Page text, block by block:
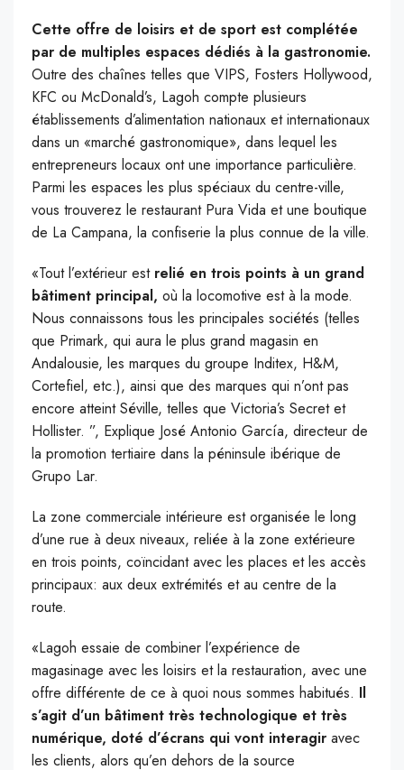
Cette offre de loisirs et de sport est complétée
par de multiples espaces dédiés à la gastronomie.
Outre des chaînes telles que VIPS, Fosters Hollywood,
KFC ou McDonald’s, Lagoh compte plusieurs
établissements d’alimentation nationaux et internationaux
dans un «marché gastronomique», dans lequel les
entrepreneurs locaux ont une importance particulière.
Parmi les espaces les plus spéciaux du centre-ville,
vous trouverez le restaurant Pura Vida et une boutique
de La Campana, la confiserie la plus connue de la ville.
«Tout l’extérieur est relié en trois points à un grand
bâtiment principal, où la locomotive est à la mode.
Nous connaissons tous les principales sociétés (telles
que Primark, qui aura le plus grand magasin en
Andalousie, les marques du groupe Inditex, H&M,
Cortefiel, etc.), ainsi que des marques qui n’ont pas
encore atteint Séville, telles que Victoria’s Secret et
Hollister. ”, Explique José Antonio García, directeur de
la promotion tertiaire dans la péninsule ibérique de
Grupo Lar.
La zone commerciale intérieure est organisée le long
d’une rue à deux niveaux, reliée à la zone extérieure
en trois points, coïncidant avec les places et les accès
principaux: aux deux extrémités et au centre de la
route.
«Lagoh essaie de combiner l’expérience de
magasinage avec les loisirs et la restauration, avec une
offre différente de ce à quoi nous sommes habitués. Il
s’agit d’un bâtiment très technologique et très
numérique, doté d’écrans qui vont interagir avec
les clients, alors qu’en dehors de la source